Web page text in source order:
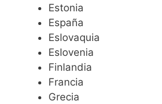
Estonia
España
Eslovaquia
Eslovenia
Finlandia
Francia
Grecia